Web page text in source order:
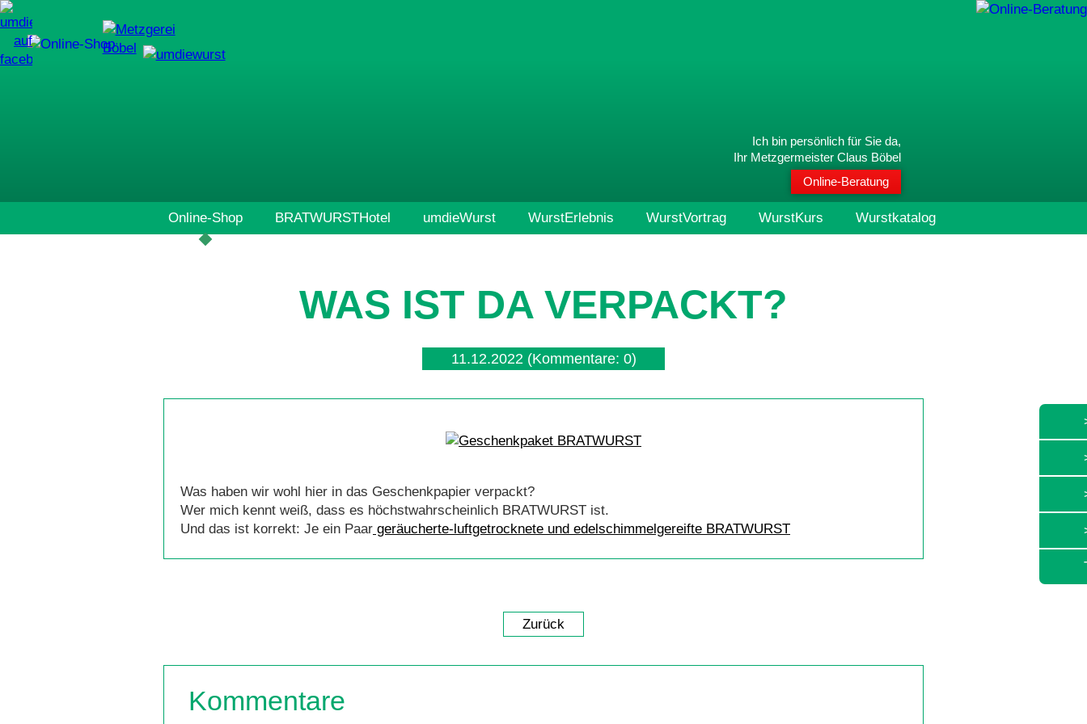
Ich bin persönlich für Sie da,
Ihr Metzgermeister Claus Böbel
Online-Beratung
Online-Shop BRATWURSTHotel umdieWurst WurstErlebnis WurstVortrag WurstKurs Wurstkatalog
WAS IST DA VERPACKT?
11.12.2022(Kommentare: 0)
Was haben wir wohl hier in das Geschenkpapier verpackt?
Wer mich kennt weiß, dass es höchstwahrscheinlich BRATWURST ist.
Und das ist korrekt: Je ein Paar geräucherte-luftgetrocknete und edelschimmelgereifte BRATWURST
Zurück
Kommentare